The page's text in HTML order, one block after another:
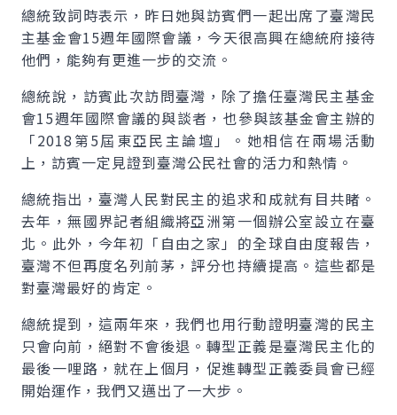
總統致詞時表示，昨日她與訪賓們一起出席了臺灣民
主基金會15週年國際會議，今天很高興在總統府接待
他們，能夠有更進一步的交流。
總統說，訪賓此次訪問臺灣，除了擔任臺灣民主基金
會15週年國際會議的與談者，也參與該基金會主辦的
「2018第5屆東亞民主論壇」。她相信在兩場活動
上，訪賓一定見證到臺灣公民社會的活力和熱情。
總統指出，臺灣人民對民主的追求和成就有目共睹。
去年，無國界記者組織將亞洲第一個辦公室設立在臺
北。此外，今年初「自由之家」的全球自由度報告，
臺灣不但再度名列前茅，評分也持續提高。這些都是
對臺灣最好的肯定。
總統提到，這兩年來，我們也用行動證明臺灣的民主
只會向前，絕對不會後退。轉型正義是臺灣民主化的
最後一哩路，就在上個月，促進轉型正義委員會已經
開始運作，我們又邁出了一大步。